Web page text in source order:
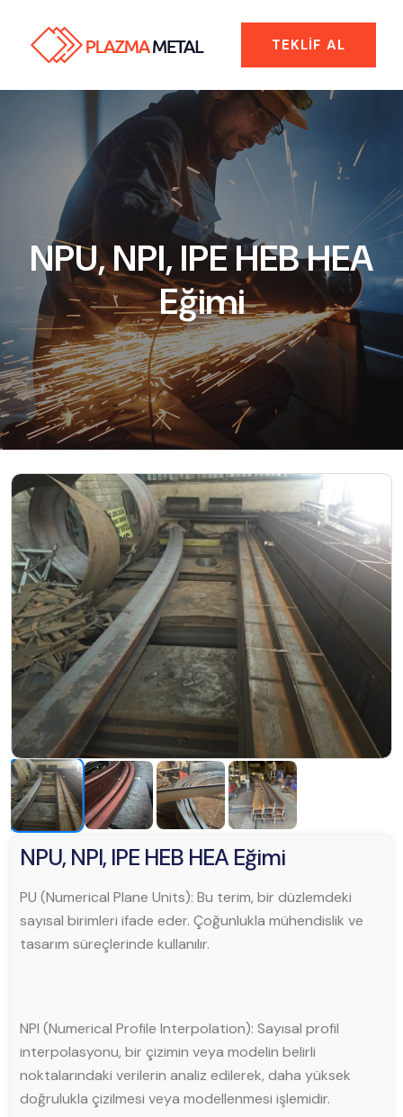
TEKLIF AL
NPU, NPI, IPE HEB HEA
Eğimi
NPU, NPI, IPE HEB HEA Eğimi
PU (Numerical Plane Units): Bu terim, bir düzlemdeki
sayısal birimleri ifade eder. Çoğunlukla mühendislik ve
tasarım süreçlerinde kullanılır.
NPI (Numerical Profile Interpolation): Sayısal profil
interpolasyonu, bir çizimin veya modelin belirli
noktalarındaki verilerin analiz edilerek, daha yüksek
doğrulukla çizilmesi veya modellenmesi işlemidir.